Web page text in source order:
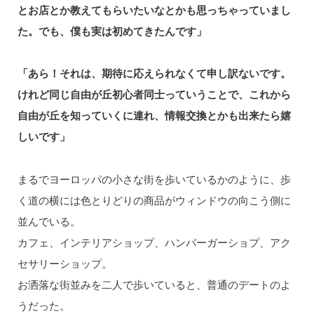
とお店とか教えてもらいたいなとかも思っちゃっていまし
た。でも、僕も実は初めてきたんです」
「あら！それは、期待に応えられなくて申し訳ないです。
けれど同じ自由が丘初心者同士っていうことで、これから
自由が丘を知っていくに連れ、情報交換とかも出来たら嬉
しいです」
まるでヨーロッパの小さな街を歩いているかのように、歩
く道の横には色とりどりの商品がウィンドウの向こう側に
並んでいる。
カフェ、インテリアショップ、ハンバーガーショプ、アク
セサリーショップ。
お洒落な街並みを二人で歩いていると、普通のデートのよ
うだった。